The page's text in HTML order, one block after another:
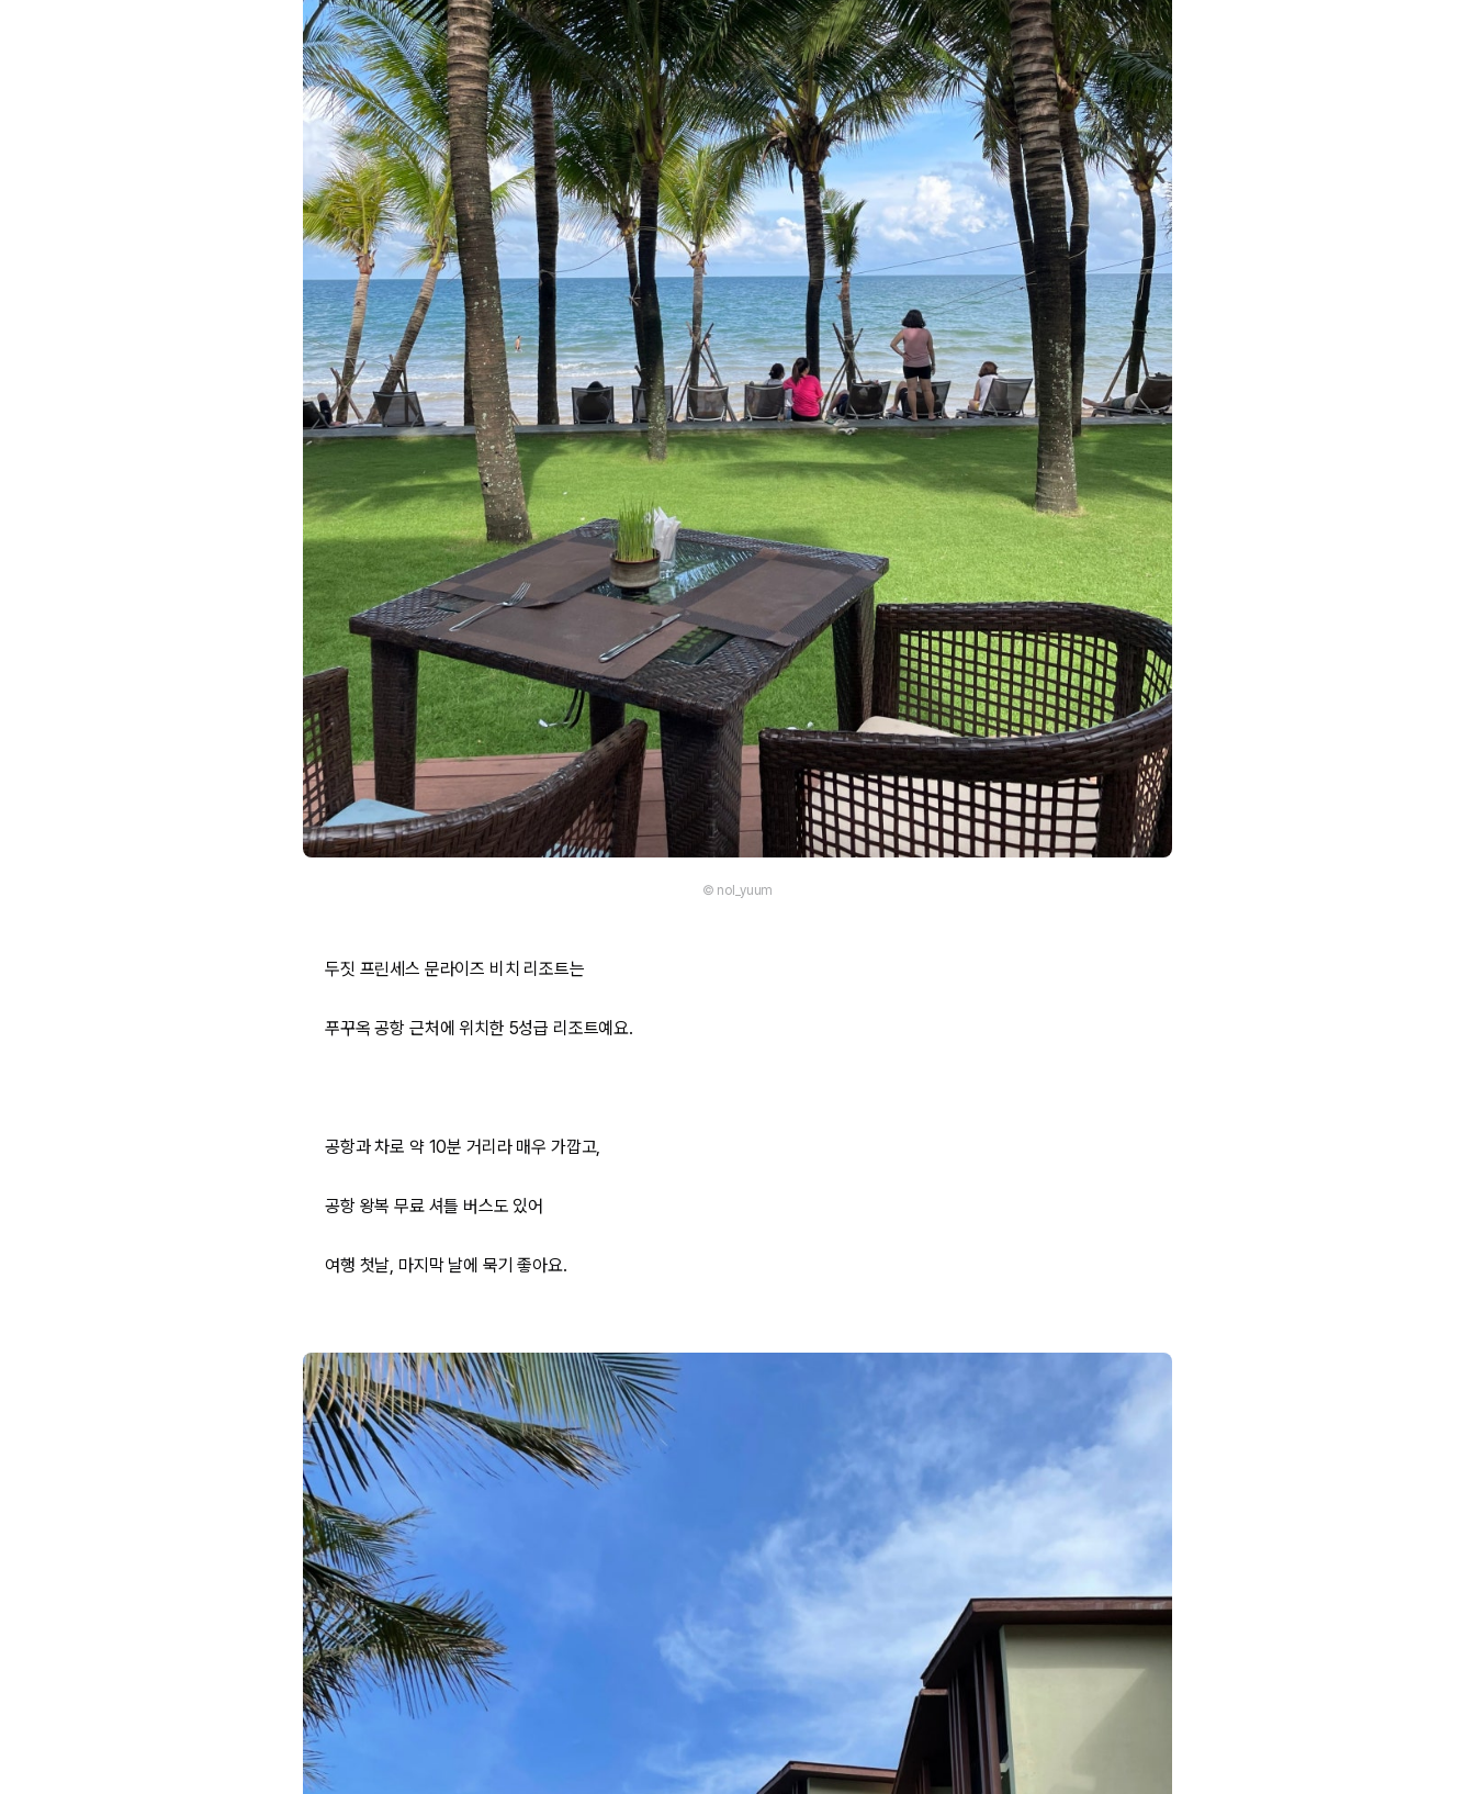
© nol_yuum
두짓 프린세스 문라이즈 비치 리조트는
푸꾸옥 공항 근처에 위치한 5성급 리조트예요.
공항과 차로 약10분 거리라 매우 가깝고,
공항 왕복 무료 셔틀 버스도 있어
여행 첫날, 마지막 날에 묵기 좋아요.